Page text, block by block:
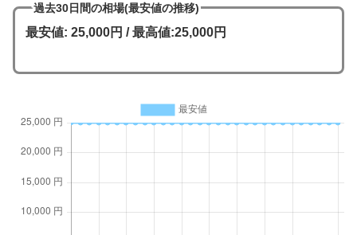
過去30日間の相場(最安値の推移)
最安値: 25,000円 / 最高値:25,000円